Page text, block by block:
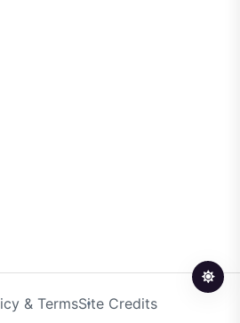
& TermsSite Credits